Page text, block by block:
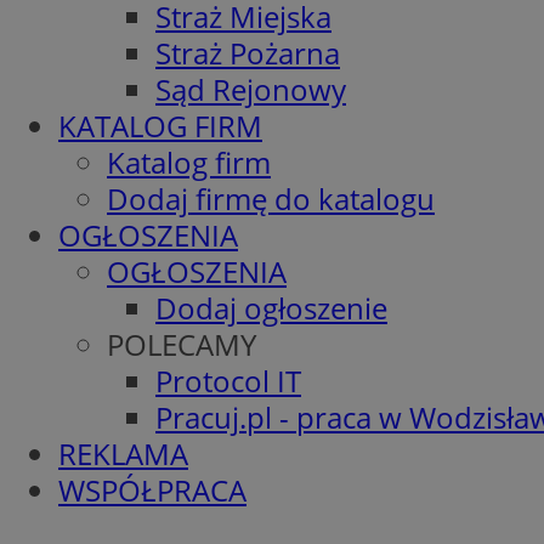
Straż Miejska
Straż Pożarna
Sąd Rejonowy
KATALOG FIRM
Katalog firm
Dodaj firmę do katalogu
OGŁOSZENIA
OGŁOSZENIA
Dodaj ogłoszenie
POLECAMY
Protocol IT
Pracuj.pl - praca w
REKLAMA
WSPÓŁPRACA